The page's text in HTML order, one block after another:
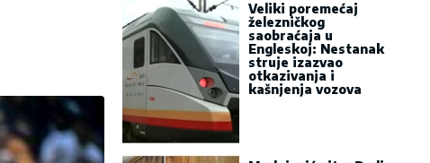
Veliki poremećaj
železničkog
saobraćaja u
Engleskoj: Nestanak
struje izazvao
otkazivanja i
kašnjenja vozova